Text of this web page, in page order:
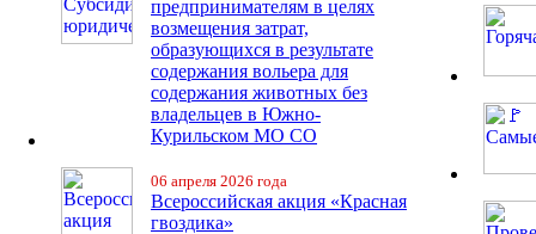
предпринимателям в целях
возмещения затрат,
образующихся в результате
содержания вольера для
содержания животных без
владельцев в Южно-
Курильском МО СО
06 апреля 2026 года
Всероссийская акция «Красная
гвоздика»